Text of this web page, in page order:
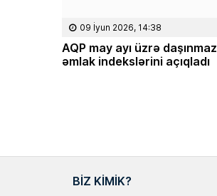
09 İyun 2026, 14:38
AQP may ayı üzrə daşınmaz
əmlak indekslərini açıqladı
BIZ KIMIK?